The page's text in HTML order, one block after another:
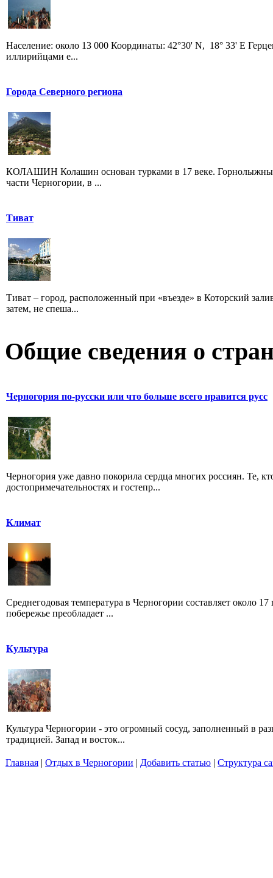
Население: около 13 000 Координаты: 42°30' N, 18° 33' E
иллирийцами е...
Города Северного региона
КОЛАШИН Колашин основан турками в 17 веке.
части Черногории, в ...
Тиват
Тиват – город, расположенный при «въезде» в Которский
затем, не спеша...
Общие сведения о
Черногория по-русски или что больше всего нравится русс
Черногория уже давно покорила сердца многих россиян. Те,
достопримечательностях и гостепр...
Климат
Среднегодовая температура в Черногории составляет около
побережье преобладает ...
Культура
Культура Черногории - это огромный сосуд, заполненный в
традицией. Запад и восток...
Главная | Отдых в Черногории | Добавить статью | Структура